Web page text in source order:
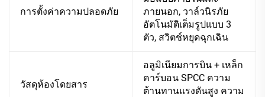
การตั้งค่าความปลอดภัย
ภายนอก, วาล์วนิรภัย
อัตโนมัติเต็มรูปแบบ 3
ตัว, สวิตช์หยุดฉุกเฉิน
วัสดุห้องโดยสาร
อลูมิเนียมการบิน + เหล็ก
คาร์บอน SPCC ความ
ต้านทานแรงดันสูง ความ